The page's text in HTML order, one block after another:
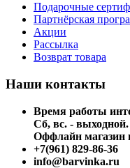
Подарочные
Партнёрская
Акции
Рассылка
Возврат товара
Наши контакты
Время работы
Сб, вс. - выходной.
Оффлайн магазин
+7(961) 829-86-36
info@barvinka.ru